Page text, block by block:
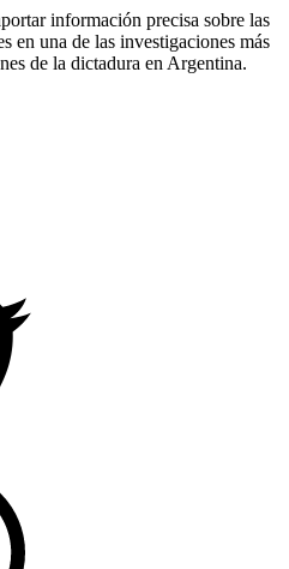
información precisa sobre las
en una de las investigaciones más
de la dictadura en Argentina.